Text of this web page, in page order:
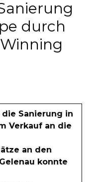
durch
Sanierung in
Verkauf an die
an den
konnte